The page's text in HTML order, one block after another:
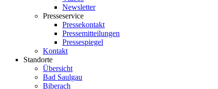
Newsletter
Presseservice
Pressekontakt
Pressemitteilungen
Pressespiegel
Kontakt
Standorte
Übersicht
Bad Saulgau
Biberach